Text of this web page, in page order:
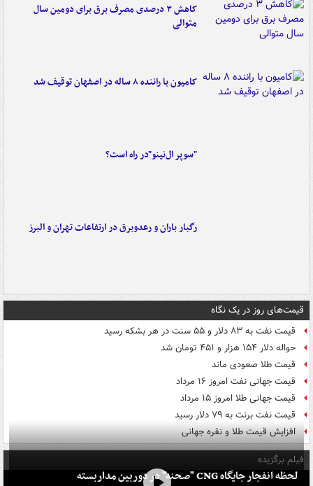
کاهش ۳ درصدی مصرف برق برای دومین سال
متوالی
کامیون با راننده ۸ ساله در اصفهان توقیف شد
"سوپر ال‌نینو"در راه است؟
رگبار باران و رعدوبرق در ارتفاعات تهران و البرز
قیمت‌های روز در یک نگاه
قیمت نفت به ۸۳ دلار و ۵۵ سنت در هر بشکه رسید
حواله دلار ۱۵۴ هزار و ۴۵۱ تومان شد
قیمت طلا صعودی ماند
قیمت جهانی نفت امروز ۱۶ مرداد
قیمت جهانی طلا امروز ۱۵ مرداد
قیمت نفت برنت به ۷۹ دلار رسید
افزایش قیمت طلا و نقره جهانی
فیلم برگزیده
لحظه انفجار جایگاه CNG "صحنه" در دوربین مداربسته